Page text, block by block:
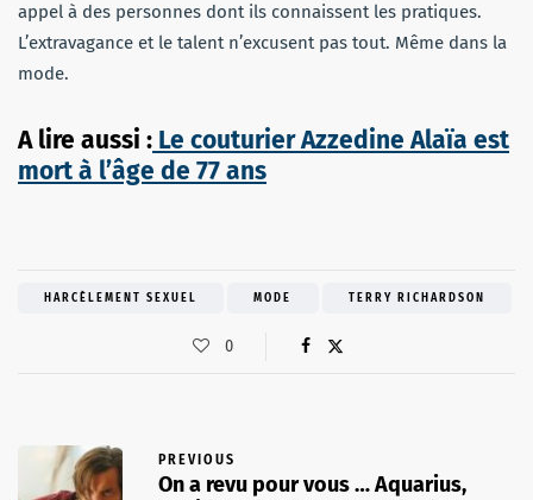
appel à des personnes dont ils connaissent les pratiques.
L’extravagance et le talent n’excusent pas tout. Même dans la
mode.
A lire aussi : Le couturier Azzedine Alaïa est
mort à l’âge de 77 ans
HARCÈLEMENT SEXUEL MODE TERRY RICHARDSON
0
PREVIOUS
On a revu pour vous … Aquarius,